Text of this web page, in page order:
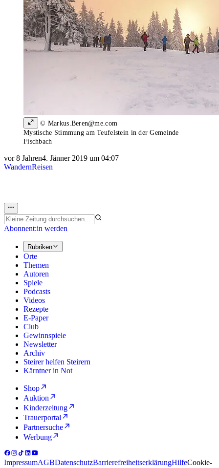
© Markus.Beren@me.com
Mystische Stimmung am Teufelstein in der Gemeinde
Fischbach
vor 8 Jahren4. Jänner 2019 um 04:07
WandernReisen
Abonnent:in werden
Rubriken
Orte
Themen
Autoren
Spiele
Podcasts
Videos
Rezepte
E-Paper
Club
Gewinnspiele
Newsletter
Archiv
Steirer helfen Steirern
Kärntner in Not
Shop
Auktion
Kinderzeitung
Trauerportal
Partnersuche
Werbung
ImpressumAGBDatenschutzBarrierefreiheitserklärungHilfeCookie-